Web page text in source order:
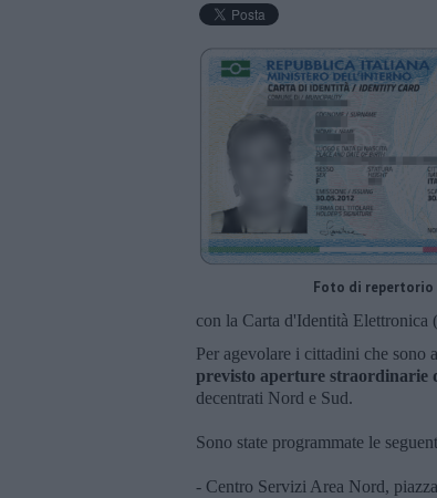
Foto di repertorio
con la Carta d'Identità Elettronica
Per agevolare i cittadini che sono
previsto aperture straordinarie
decentrati Nord e Sud.
Sono state programmate le
- Centro Servizi Area Nord,